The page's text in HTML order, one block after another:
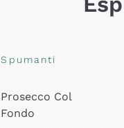
Spumanti
Prosecco Col
Fondo